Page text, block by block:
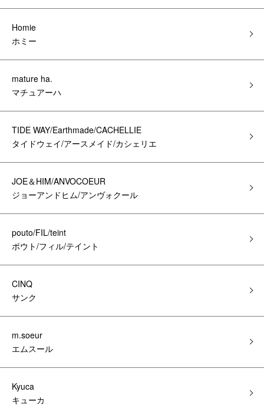
Homie
ホミー
mature ha.
マチュアーハ
TIDE WAY/Earthmade/CACHELLIE
タイドウェイ/アースメイド/カシェリエ
JOE＆HIM/ANVOCOEUR
ジョーアンドヒム/アンヴォクール
pouto/FIL/teint
ポウト/フィル/テイント
CINQ
サンク
m.soeur
エムスール
Kyuca
キューカ